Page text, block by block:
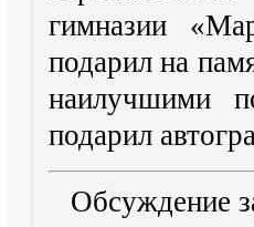
гимназии
подарил на
наилучшими
подарил
Обсуждение